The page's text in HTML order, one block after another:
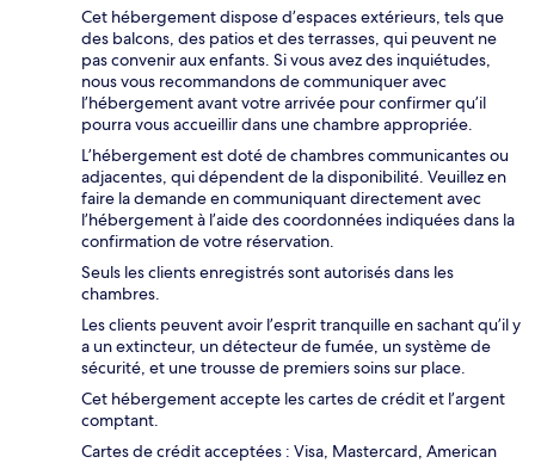
Cet hébergement dispose d’espaces extérieurs, tels que
des balcons, des patios et des terrasses, qui peuvent ne
pas convenir aux enfants. Si vous avez des inquiétudes,
nous vous recommandons de communiquer avec
l’hébergement avant votre arrivée pour confirmer qu’il
pourra vous accueillir dans une chambre appropriée.
L’hébergement est doté de chambres communicantes ou
adjacentes, qui dépendent de la disponibilité. Veuillez en
faire la demande en communiquant directement avec
l’hébergement à l’aide des coordonnées indiquées dans la
confirmation de votre réservation.
Seuls les clients enregistrés sont autorisés dans les
chambres.
Les clients peuvent avoir l’esprit tranquille en sachant qu’il y
a un extincteur, un détecteur de fumée, un système de
sécurité, et une trousse de premiers soins sur place.
Cet hébergement accepte les cartes de crédit et l’argent
comptant.
Cartes de crédit acceptées : Visa, Mastercard, American